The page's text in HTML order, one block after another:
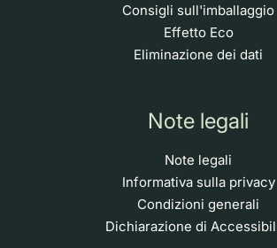
Consigli sull'imballaggio
Effetto Eco
Eliminazione dei dati
Note legali
Note legali
Informativa sulla privacy
Condizioni generali
Dichiarazione di